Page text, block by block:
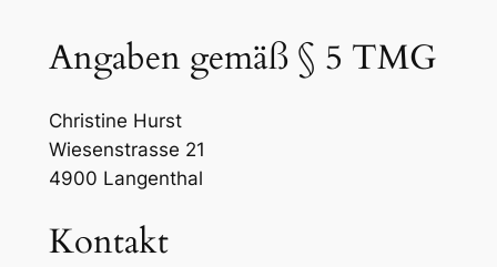
Angaben gemäß § 5 TMG
Christine Hurst
Wiesenstrasse 21
4900 Langenthal
Kontakt